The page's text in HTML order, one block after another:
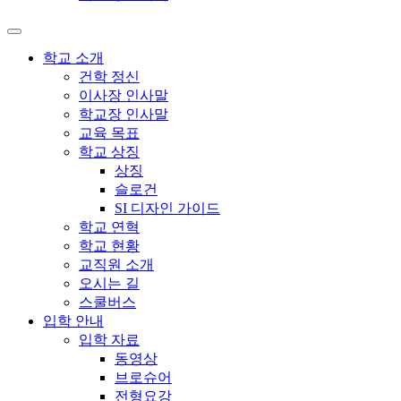
학교 소개
건학 정신
이사장 인사말
학교장 인사말
교육 목표
학교 상징
상징
슬로건
SI 디자인 가이드
학교 연혁
학교 현황
교직원 소개
오시는 길
스쿨버스
입학 안내
입학 자료
동영상
브로슈어
전형요강